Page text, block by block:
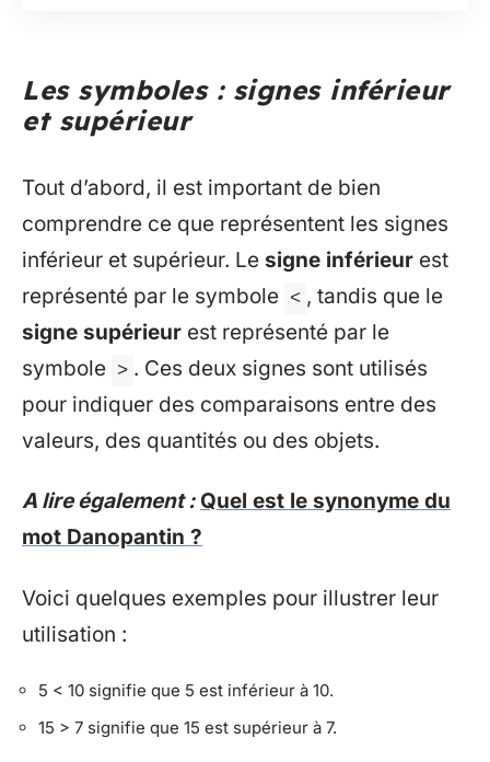
Les symboles : signes inférieur
et supérieur
Tout d’abord, il est important de bien
comprendre ce que représentent les signes
inférieur et supérieur. Le signe inférieur est
représenté par le symbole < , tandis que le
signe supérieur est représenté par le
symbole > . Ces deux signes sont utilisés
pour indiquer des comparaisons entre des
valeurs, des quantités ou des objets.
A lire également : Quel est le synonyme du
mot Danopantin ?
Voici quelques exemples pour illustrer leur
utilisation :
5 < 10 signifie que 5 est inférieur à 10.
15 > 7 signifie que 15 est supérieur à 7.